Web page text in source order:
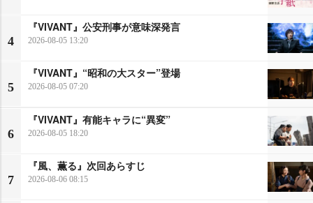
4
『VIVANT』公安刑事が意味深発言
2026-08-05 13:20
5
『VIVANT』“昭和の大スター”登場
2026-08-05 07:20
6
『VIVANT』有能キャラに“異変”
2026-08-05 18:20
7
『風、薫る』次回あらすじ
2026-08-06 08:15